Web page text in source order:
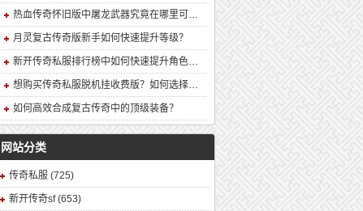
热血传奇怀旧版中屠龙武器究竟在哪里可以合成？
月灵复古传奇版新手如何快速提升等级？
新开传奇私服排行榜中如何快速提升角色战力？
想购买传奇私服脱机挂收费版？如何选择安全可靠的版本？
如何高效合成复古传奇中的顶级装备？
网站分类
传奇私服 (725)
新开传奇sf(653)